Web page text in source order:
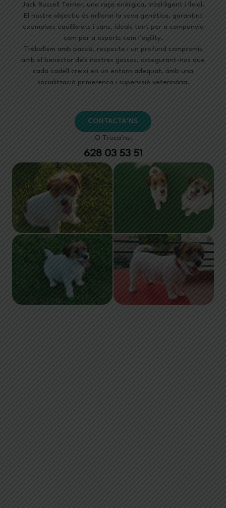
Jack Russell Terrier, una raça enèrgica, intel·ligent i lleial.
El nostre objectiu és millorar la seva genètica, garantint
exemplars equilibrats i sans, ideals tant per a companyia
com per a esports com l’agility.
Treballem amb passió, respecte i un profund compromís
amb el benestar dels nostres gossos, assegurant-nos que
cada cadell creixi en un entorn adequat, amb una
socialització primerenca i supervisió veterinària.
CONTACTA’NS
O Truca’ns:
628 03 53 51